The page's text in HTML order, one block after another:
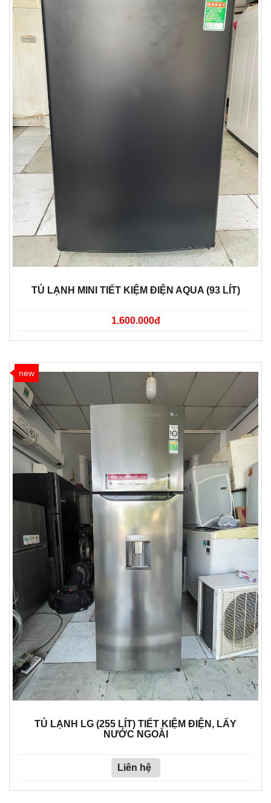
TỦ LẠNH MINI TIẾT KIỆM ĐIỆN AQUA (93 LÍT)
1.600.000đ
new
TỦ LẠNH LG (255 LÍT) TIẾT KIỆM ĐIỆN, LẤY
NƯỚC NGOÀI
Liên hệ